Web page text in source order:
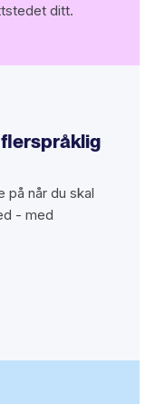
ditt.
på når du skal
- med